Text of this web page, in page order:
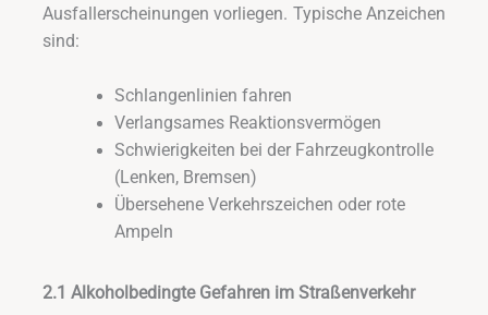
Ausfallerscheinungen vorliegen. Typische Anzeichen
sind:
Schlangenlinien fahren
Verlangsames Reaktionsvermögen
Schwierigkeiten bei der Fahrzeugkontrolle
(Lenken, Bremsen)
Übersehene Verkehrszeichen oder rote
Ampeln
2.1 Alkoholbedingte Gefahren im Straßenverkehr